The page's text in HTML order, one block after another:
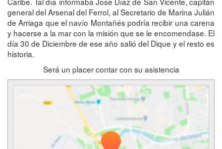
general del Arsenal del Ferrol, al Secretario de Marina Julián
de Arriaga que el navío Montañés podría recibir una carena
y hacerse a la mar con la misión que se le encomendase. El
día 30 de Diciembre de ese año salió del Dique y el resto es
historia.
Será un placer contar con su asistencia